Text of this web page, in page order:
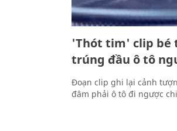
'Thót tim' clip bé
trúng đầu ô tô
Đoạn clip ghi lại cảnh
đâm phải ô tô đi ngược